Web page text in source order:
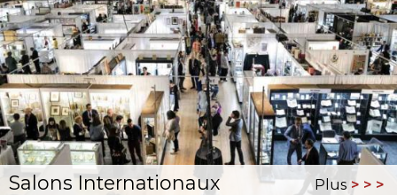
Salons Internationaux Plus